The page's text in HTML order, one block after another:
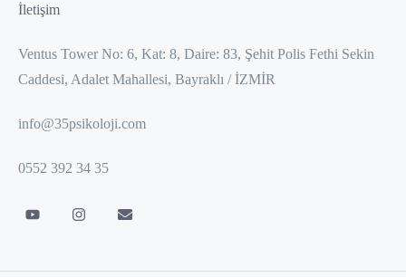
İletişim
Ventus Tower No: 6, Kat: 8, Daire: 83, Şehit Polis Fethi Sekin
Caddesi, Adalet Mahallesi, Bayraklı / İZMİR
info@35psikoloji.com
0552 392 34 35